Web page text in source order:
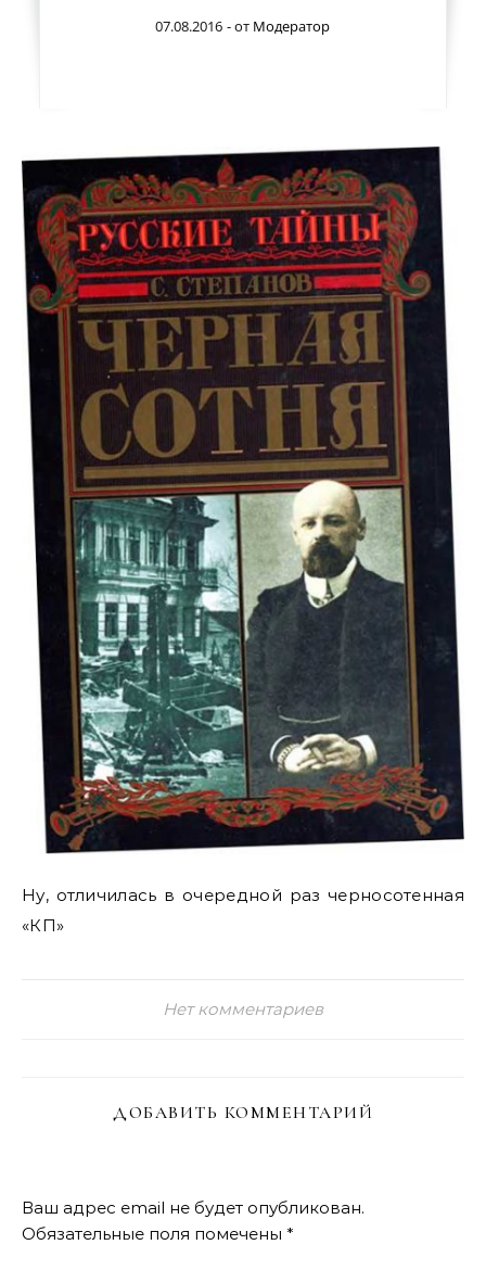
07.08.2016 - от Модератор
Ну, отличилась в очередной раз черносотенная
«КП»
Нет комментариев
ДОБАВИТЬ КОММЕНТАРИЙ
Ваш адрес email не будет опубликован.
Обязательные поля помечены *